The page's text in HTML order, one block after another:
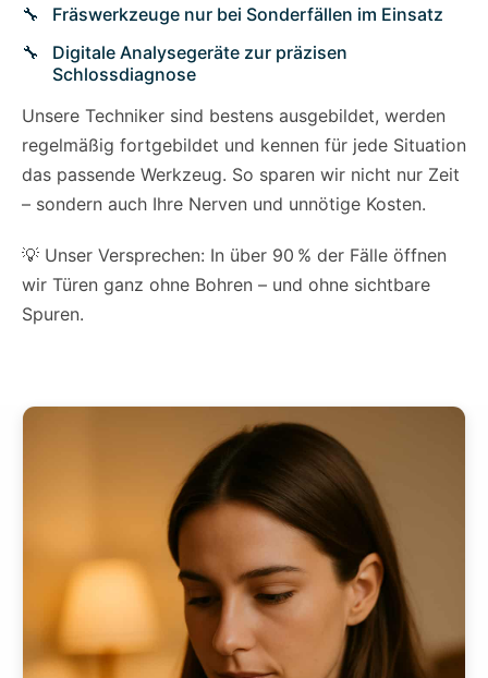
Fräswerkzeuge nur bei Sonderfällen im Einsatz
Digitale Analysegeräte zur präzisen
Schlossdiagnose
Unsere Techniker sind bestens ausgebildet, werden
regelmäßig fortgebildet und kennen für jede Situation
das passende Werkzeug. So sparen wir nicht nur Zeit
– sondern auch Ihre Nerven und unnötige Kosten.
💡 Unser Versprechen: In über 90 % der Fälle öffnen
wir Türen ganz ohne Bohren – und ohne sichtbare
Spuren.